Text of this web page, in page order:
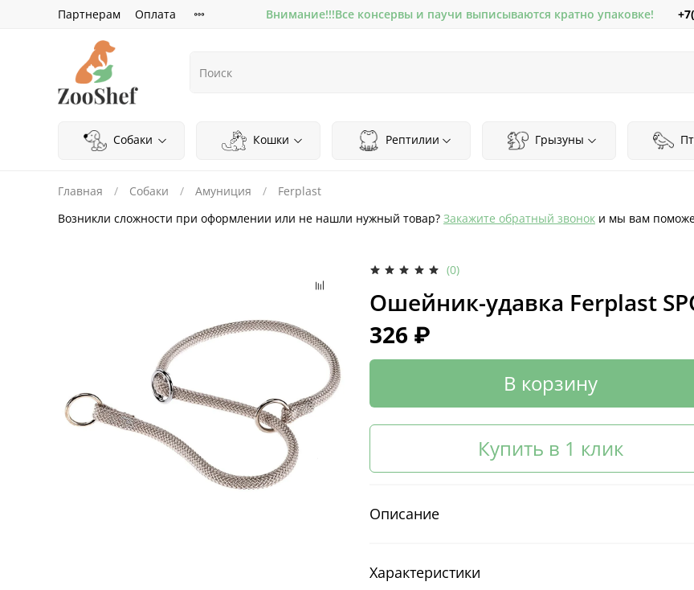
Партнерам Оплата Внимание!!!Все консервы и паучи выписываются кратно упаковке!
Собаки Кошки Рептилии Грызуны
Главная Собаки Амуниция
Ferplast
Возникли сложности при оформлении или не нашли нужный товар? Закажите обратный звонок и мы вам
(0)
Ошейник-удавка Ferplast
326 ₽
В корзину
Купить в 1 клик
Описание
Характеристики